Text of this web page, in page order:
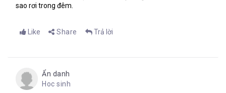
“Ca…cánh rừng á?” Lupe lắp bắp. “Tại sao không? Tại sao ba
“Vì lão là kẻ nhát cáy, là tồi tề thì đúng hơn. Vì cả nhà cậu đều
Lupe bắt đầu nức nở, nhỏ ôm bụng như thể vừa bị tôi đấm.
Móng tay tôi bấu vào lòng bàn tay đau điếng. Tôi cảm thấy
đầu uy lực, cơn giận dữ đẩy lùi nỗi sợ hãi. “Vì sự xuất hiện của
sao rơi trong đêm.
Like Share Trả lời
Ẩn danh
Hoc sinh